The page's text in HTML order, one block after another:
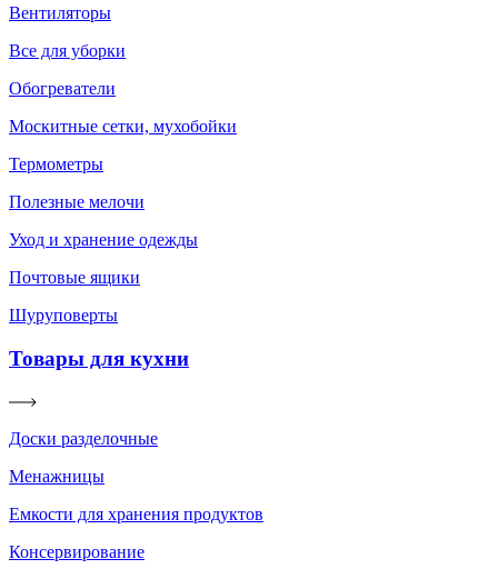
Вентиляторы
Все для уборки
Обогреватели
Москитные сетки, мухобойки
Термометры
Полезные мелочи
Уход и хранение одежды
Почтовые ящики
Шуруповерты
Товары для кухни
Доски разделочные
Менажницы
Емкости для хранения продуктов
Консервирование